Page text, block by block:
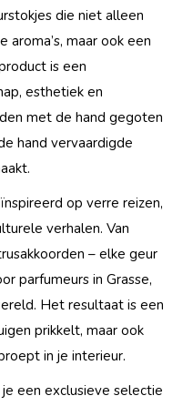
die niet alleen
maar ook een
is een
esthetiek en
met de hand gegoten
hand vervaardigde
op verre reizen,
verhalen. Van
– elke geur
parfumeurs in Grasse,
Het resultaat is een
prikkelt, maar ook
in je interieur.
een exclusieve selectie